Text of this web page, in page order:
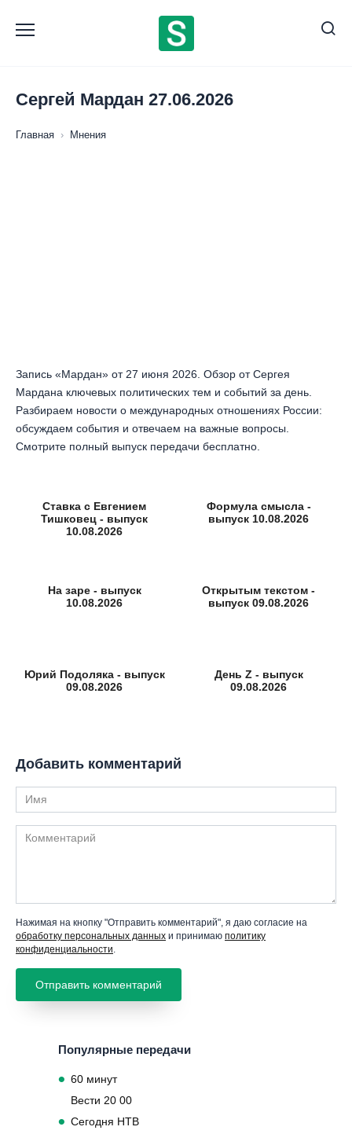
содержанию
Сергей Мардан 27.06.2026
Главная › Мнения
Запись «Мардан» от 27 июня 2026. Обзор от Сергея
Мардана ключевых политических тем и событий за день.
Разбираем новости о международных отношениях России:
обсуждаем события и отвечаем на важные вопросы.
Смотрите полный выпуск передачи бесплатно.
Ставка с Евгением
Тишковец - выпуск
10.08.2026
Формула смысла -
выпуск 10.08.2026
На заре - выпуск
10.08.2026
Открытым текстом -
выпуск 09.08.2026
Юрий Подоляка - выпуск
09.08.2026
День Z - выпуск
09.08.2026
Добавить комментарий
Имя
Комментарий
Нажимая на кнопку "Отправить комментарий", я даю согласие на
обработку персональных данных и принимаю политику
конфиденциальности.
Популярные передачи
60 минут
Вести 20 00
Сегодня НТВ